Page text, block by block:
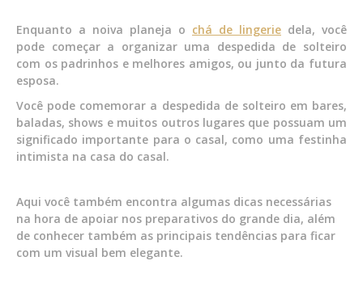
Enquanto a noiva planeja o chá de lingerie dela, você
pode começar a organizar uma despedida de solteiro
com os padrinhos e melhores amigos, ou junto da futura
esposa.
Você pode comemorar a despedida de solteiro em bares,
baladas, shows e muitos outros lugares que possuam um
significado importante para o casal, como uma festinha
intimista na casa do casal.
Aqui você também encontra algumas dicas necessárias
na hora de apoiar nos preparativos do grande dia, além
de conhecer também as principais tendências para ficar
com um visual bem elegante.